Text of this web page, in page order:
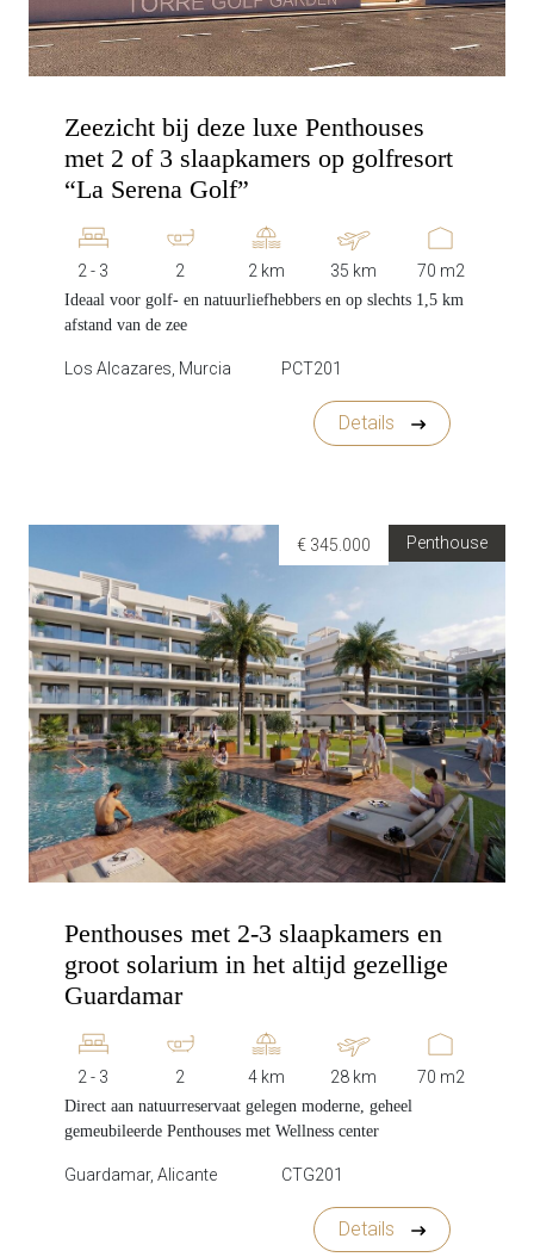
Zeezicht bij deze luxe Penthouses
met 2 of 3 slaapkamers op golfresort
“La Serena Golf”
2 - 3 2 2 km 35 km 70 m2
Ideaal voor golf- en natuurliefhebbers en op slechts 1,5 km
afstand van de zee
Los Alcazares, Murcia PCT201
Details
Penthouse
€ 345.000
Penthouses met 2-3 slaapkamers en
groot solarium in het altijd gezellige
Guardamar
2 - 3 2 4 km 28 km 70 m2
Direct aan natuurreservaat gelegen moderne, geheel
gemeubileerde Penthouses met Wellness center
Guardamar, Alicante CTG201
Details